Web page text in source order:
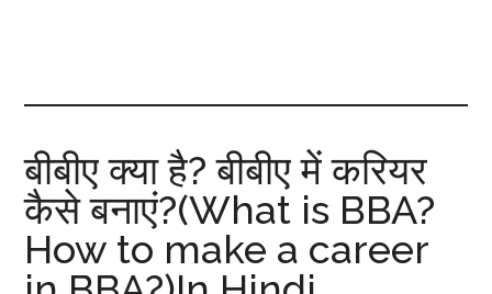
बीबीए क्या है? बीबीए में करियर
कैसे बनाएं?(What is BBA?
How to make a career